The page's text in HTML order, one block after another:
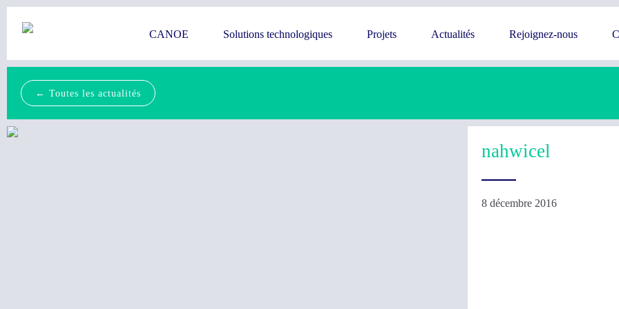
CANOE Solutions technologiques Projets Actualités Rejoignez-nous
← Toutes les actualités
nahwicel
8 décembre 2016